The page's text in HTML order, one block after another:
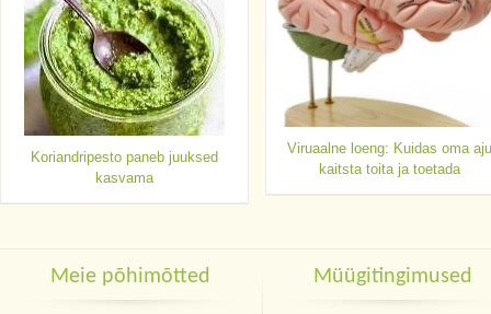
Koriandripesto paneb juuksed
kasvama
Viruaalne loeng: Kuidas oma aju
kaitsta toita ja toetada
Meie põhimõtted Müügitingimused